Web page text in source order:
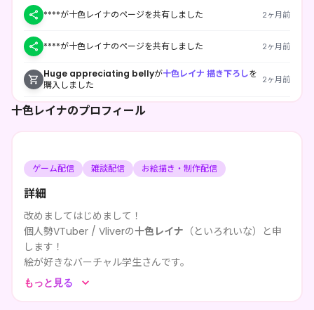
十色レイナのプロフィール
ゲーム配信 雑談配信 お絵描き・制作配信
詳細
改めましてはじめまして！
個人勢VTuber / Vliverの十色レイナ （といろれいな）と申
します！
絵が好きなバーチャル学生さんです。
もっと見る
****が十色レイナのページを共有しました 2ヶ月前
****が十色レイナのページを共有しました 2ヶ月前
Huge appreciating bellyが十色レイナ 描き下ろしを
購入しました
2ヶ月前
どらやき°が十色レイナ 描き下ろし